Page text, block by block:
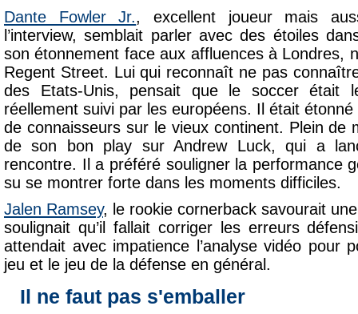
Dante Fowler Jr., excellent joueur mais
l’interview, semblait parler avec des étoiles
son étonnement face aux affluences à Londres,
Regent Street. Lui qui reconnaît ne pas
des Etats-Unis, pensait que le soccer était
réellement suivi par les européens. Il était
de connaisseurs sur le vieux continent. Plein de
de son bon play sur Andrew Luck, qui a
rencontre. Il a préféré souligner la performance
su se montrer forte dans les moments difficiles.
Jalen Ramsey, le rookie cornerback savourait
soulignait qu’il fallait corriger les erreurs
attendait avec impatience l’analyse vidéo pour
jeu et le jeu de la défense en général.
Il ne faut pas s'emballer